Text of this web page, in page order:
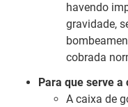
havendo
gravidade,
cobrada
Para que serve
A caixa de